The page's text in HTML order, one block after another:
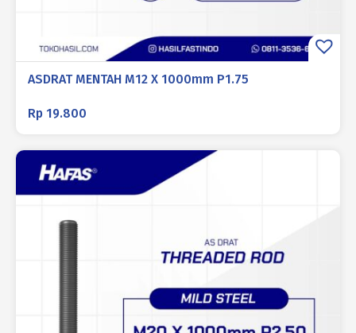
ASDRAT MENTAH M12 X 1000mm P1.75
Rp 19.800